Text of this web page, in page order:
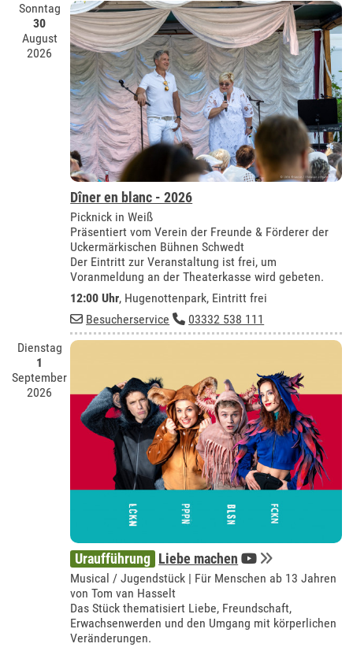
Sonntag
30
August
2026
Dîner en blanc - 2026
Picknick in Weiß
Präsentiert vom Verein der Freunde & Förderer der
Uckermärkischen Bühnen Schwedt
Der Eintritt zur Veranstaltung ist frei, um
Voranmeldung an der Theaterkasse wird gebeten.
12:00 Uhr, Hugenottenpark, Eintritt frei
Besucherservice
03332 538 111
Dienstag
1
September
2026
Uraufführung Liebe machen
Musical / Jugendstück | Für Menschen ab 13 Jahren
von Tom van Hasselt
Das Stück thematisiert Liebe, Freundschaft,
Erwachsenwerden und den Umgang mit körperlichen
Veränderungen.